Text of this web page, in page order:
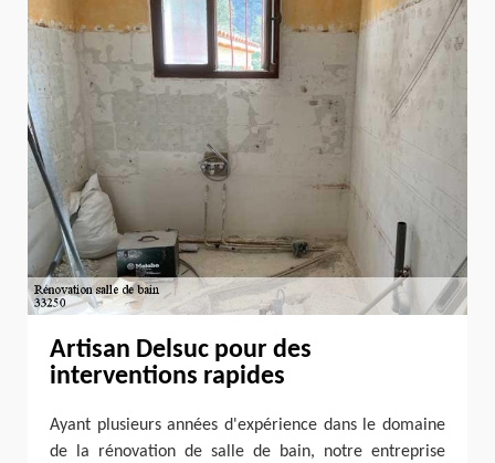
Artisan Delsuc pour des
interventions rapides
Ayant plusieurs années d'expérience dans le domaine
de la rénovation de salle de bain, notre entreprise